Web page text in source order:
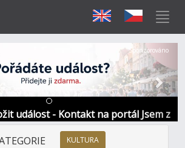
událost - Kontakt na portál Jsem z
Další
Sponzorováno
KULTURA